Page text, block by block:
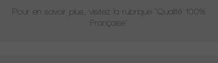
Pour en savoir plus, visitez la rubrique "Qualité 100%
Française"